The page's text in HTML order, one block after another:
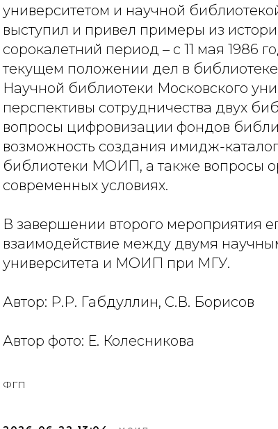
университетом и научной
выступил и привел примеры из
сорокалетний период – с 11 мая 1986
текущем положении дел в
Научной библиотеки Московского
перспективы сотрудничества двух
вопросы цифровизации фондов
возможность создания имидж-
библиотеки МОИП, а также вопросы
современных условиях.
В завершении второго мероприятия
взаимодействие между двумя
университета и МОИП при МГУ.
Автор: Р.Р. Габдуллин, С.В. Борисов
Автор фото: Е. Колесникова
ФГП